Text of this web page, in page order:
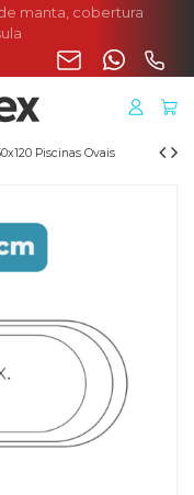
manta, cobertura
Piscinas Ovais